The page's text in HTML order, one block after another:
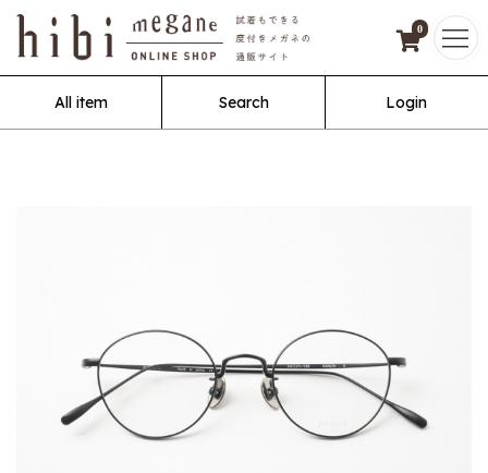
0
All item Search Login